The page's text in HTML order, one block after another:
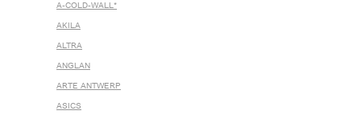
A-COLD-WALL*
AKILA
ALTRA
ANGLAN
ARTE ANTWERP
ASICS